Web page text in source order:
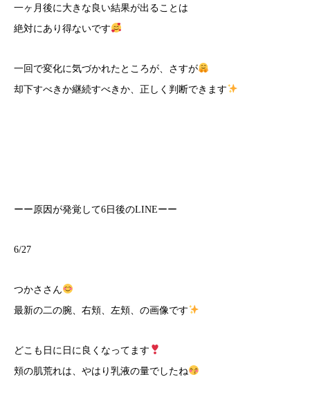
一ヶ月後に大きな良い結果が出ることは
絶対にあり得ないです
一回で変化に気づかれたところが、さすが
却下すべきか継続すべきか、正しく判断できます
ーー原因が発覚して6日後のLINEーー
6/27
つかささん
最新の二の腕、右頬、左頬、の画像です
どこも日に日に良くなってます
頬の肌荒れは、やはり乳液の量でしたね